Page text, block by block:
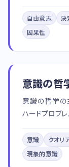
自由意志 決
因果性
意識の哲
意識の哲学の
ハードプロブ
意識 クオリ
現象的意識